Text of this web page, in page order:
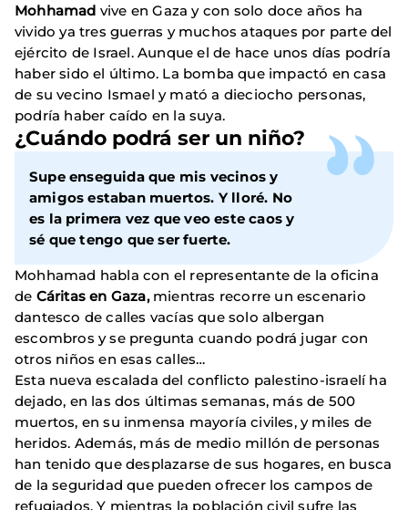
Mohhamad vive en Gaza y con solo doce años ha
vivido ya tres guerras y muchos ataques por parte del
ejército de Israel. Aunque el de hace unos días podría
haber sido el último. La bomba que impactó en casa
de su vecino Ismael y mató a dieciocho personas,
podría haber caído en la suya.
¿Cuándo podrá ser un niño?
Supe enseguida que mis vecinos y
amigos estaban muertos. Y lloré. No
es la primera vez que veo este caos y
sé que tengo que ser fuerte.
Mohhamad habla con el representante de la oficina
de Cáritas en Gaza,mientras recorre un escenario
dantesco de calles vacías que solo albergan
escombros y se pregunta cuando podrá jugar con
otros niños en esas calles…
Esta nueva escalada del conflicto palestino-israelí ha
dejado, en las dos últimas semanas, más de 500
muertos, en su inmensa mayoría civiles, y miles de
heridos. Además, más de medio millón de personas
han tenido que desplazarse de sus hogares, en busca
de la seguridad que pueden ofrecer los campos de
refugiados. Y mientras la población civil sufre las